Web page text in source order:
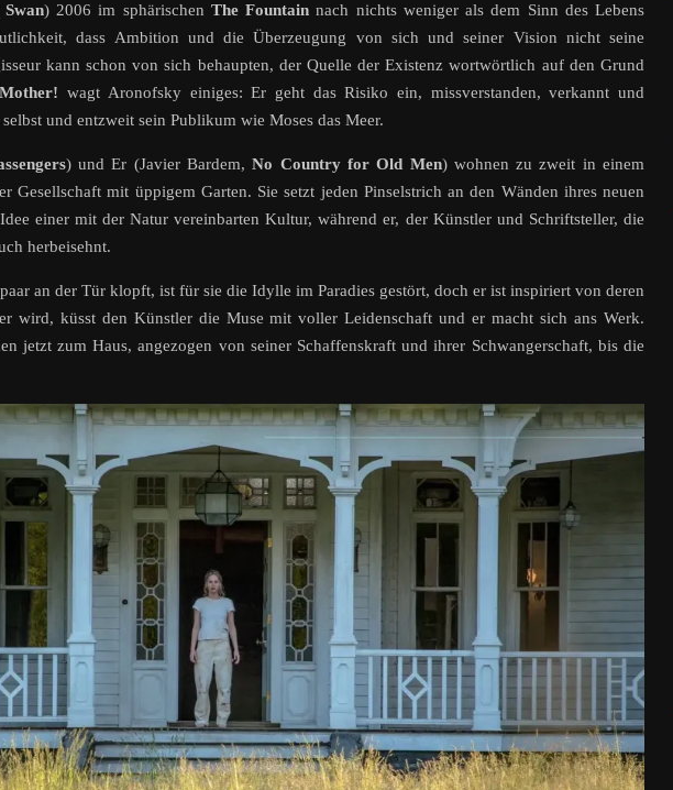
) 2006 im sphärischen The Fountain nach nichts weniger als dem Sinn des Lebens
dass Ambition und die Überzeugung von sich und seiner Vision nicht seine
kann schon von sich behaupten, der Quelle der Existenz wortwörtlich auf den Grund
Mother! wagt Aronofsky einiges: Er geht das Risiko ein, missverstanden, verkannt und
und entzweit sein Publikum wie Moses das Meer.
) und Er (Javier Bardem,No Country for Old Men) wohnen zu zweit in einem
Gesellschaft mit üppigem Garten. Sie setzt jeden Pinselstrich an den Wänden ihres neuen
einer mit der Natur vereinbarten Kultur, während er, der Künstler und Schriftsteller, die
herbeisehnt.
an der Tür klopft, ist für sie die Idylle im Paradies gestört, doch er ist inspiriert von deren
wird, küsst den Künstler die Muse mit voller Leidenschaft und er macht sich ans Werk.
jetzt zum Haus, angezogen von seiner Schaffenskraft und ihrer Schwangerschaft, bis die